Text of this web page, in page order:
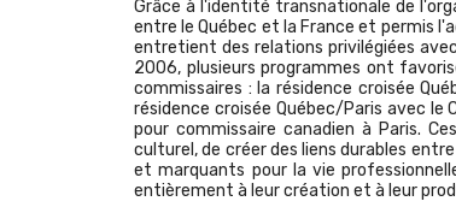
Grâce à l'identité transnationale de
entre le Québec et la France et permis
entretient des relations privilégiées
2006, plusieurs programmes ont
commissaires : la résidence croisée
résidence croisée Québec/Paris avec le
pour commissaire canadien à Paris.
culturel, de créer des liens durables
et marquants pour la vie
entièrement à leur création et à leur